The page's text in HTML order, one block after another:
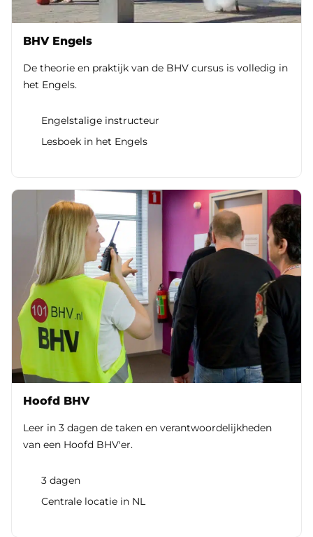
BHV Engels
De theorie en praktijk van de BHV cursus is volledig in
het Engels.
Engelstalige instructeur
Lesboek in het Engels
Hoofd BHV
Leer in 3 dagen de taken en verantwoordelijkheden
van een Hoofd BHV'er.
3 dagen
Centrale locatie in NL